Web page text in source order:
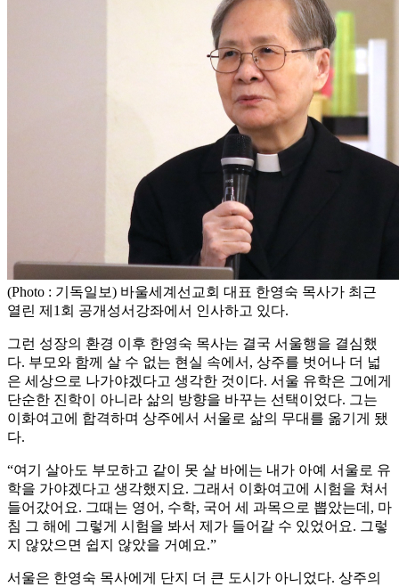
(Photo : 기독일보) 바울세계선교회 대표 한영숙 목사가 최근
열린 제1회 공개성서강좌에서 인사하고 있다.
그런 성장의 환경 이후 한영숙 목사는 결국 서울행을 결심했
다. 부모와 함께 살 수 없는 현실 속에서, 상주를 벗어나 더 넓
은 세상으로 나가야겠다고 생각한 것이다. 서울 유학은 그에게
단순한 진학이 아니라 삶의 방향을 바꾸는 선택이었다. 그는
이화여고에 합격하며 상주에서 서울로 삶의 무대를 옮기게 됐
다.
“여기 살아도 부모하고 같이 못 살 바에는 내가 아예 서울로 유
학을 가야겠다고 생각했지요. 그래서 이화여고에 시험을 쳐서
들어갔어요. 그때는 영어, 수학, 국어 세 과목으로 뽑았는데, 마
침 그 해에 그렇게 시험을 봐서 제가 들어갈 수 있었어요. 그렇
지 않았으면 쉽지 않았을 거예요.”
서울은 한영숙 목사에게 단지 더 큰 도시가 아니었다. 상주의